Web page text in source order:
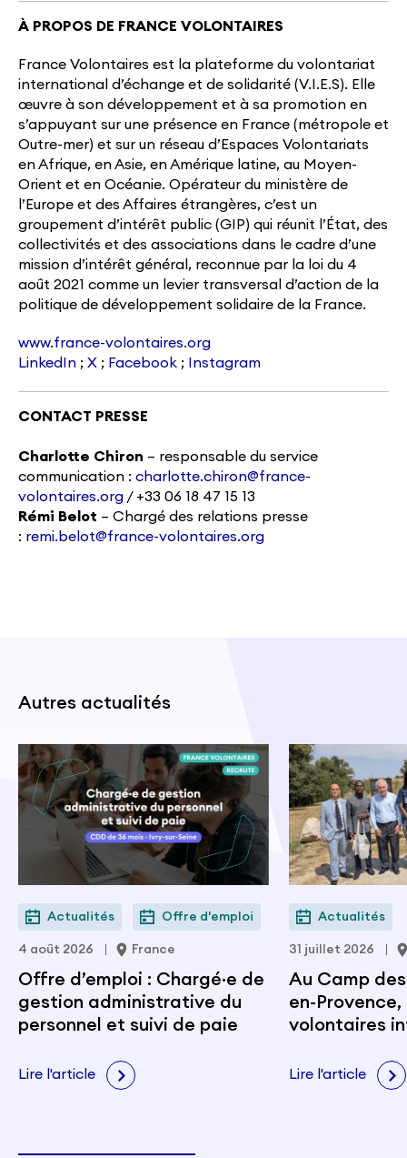
À PROPOS DE FRANCE VOLONTAIRES
France Volontaires est la plateforme du volontariat
international d’échange et de solidarité (V.I.E.S). Elle
œuvre à son développement et à sa promotion en
s’appuyant sur une présence en France (métropole et
Outre-mer) et sur un réseau d’Espaces Volontariats
en Afrique, en Asie, en Amérique latine, au Moyen-
Orient et en Océanie. Opérateur du ministère de
l’Europe et des Affaires étrangères, c’est un
groupement d’intérêt public (GIP) qui réunit l’État, des
collectivités et des associations dans le cadre d’une
mission d’intérêt général, reconnue par la loi du 4
août 2021 comme un levier transversal d’action de la
politique de développement solidaire de la France.
www.france-volontaires.org
LinkedIn ; X ; Facebook ; Instagram
CONTACT PRESSE
Charlotte Chiron – responsable du service
communication : charlotte.chiron@france-
volontaires.org / +33 06 18 47 15 13
Rémi Belot – Chargé des relations presse
: remi.belot@france-volontaires.org
Autres actualités
Actualités Offre d'emploi
4 août 2026 France
Offre d’emploi : Chargé·e de
gestion administrative du
personnel et suivi de paie
Lire l'article
Actualités
31 juillet 2026
Au Camp
en-
volontaires
citoyenneté
Lire l'article